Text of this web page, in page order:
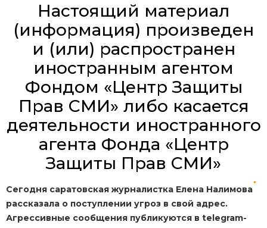
Настоящий материал
(информация) произведен
и (или) распространен
иностранным агентом
Фондом «Центр Защиты
Прав СМИ» либо касается
деятельности иностранного
агента Фонда «Центр
Защиты Прав СМИ»
Сегодня саратовская журналистка Елена Налимова
*
рассказала о поступлении угроз в свой адрес.
Агрессивные сообщения публикуются в telegram-